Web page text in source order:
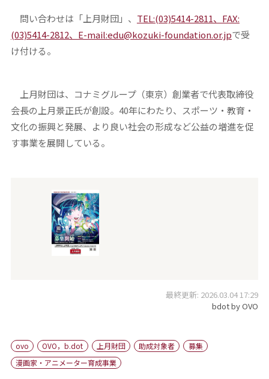
問い合わせは「上月財団」、 TEL:(03)5414-2811、FAX:
(03)5414-2812、E-mail:edu@kozuki-foundation.or.jpで受
け付ける。
上月財団は、コナミグループ（東京）創業者で代表取締役
会長の上月景正氏が創設。40年にわたり、スポーツ・教育・
文化の振興と発展、より良い社会の形成など公益の増進を促
す事業を展開している。
最終更新: 2026.03.04 17:29
bdot by OVO
ovo OVO，b.dot 上月財団 助成対象者
募集
漫画家・アニメーター育成事業